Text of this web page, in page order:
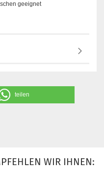
geeignet
teilen
WIR IHNEN: